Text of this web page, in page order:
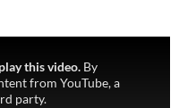
this video. By
from YouTube, a
party.